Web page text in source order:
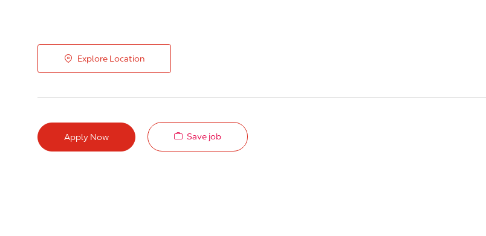
Explore Location
Apply Now Save job